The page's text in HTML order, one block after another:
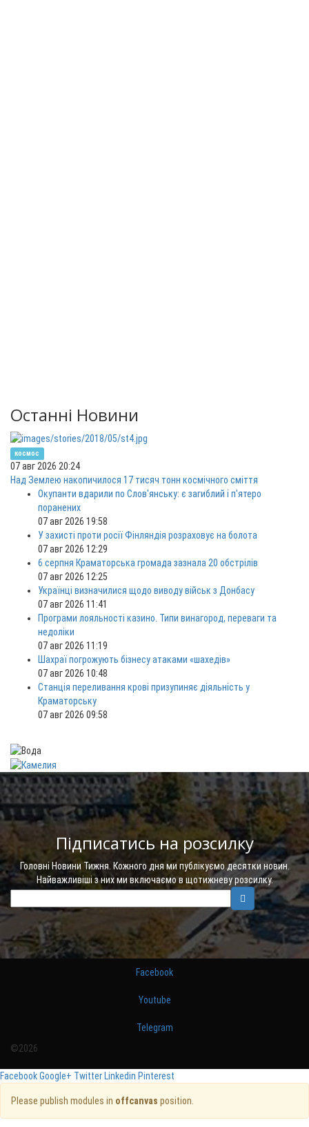
Останні Новини
космос
07 авг 2026 20:24
Над Землею накопичилося 17 тисяч тонн космічного сміття
Окупанти вдарили по Слов'янську: є загиблий і п'ятеро
поранених
07 авг 2026 19:58
У захисті проти росії Фінляндія розраховує на болота
07 авг 2026 12:29
6 серпня Краматорська громада зазнала 20 обстрілів
07 авг 2026 12:25
Українці визначилися щодо виводу військ з Донбасу
07 авг 2026 11:41
Програми лояльності казино. Типи винагород, переваги та
недоліки
07 авг 2026 11:19
Шахраї погрожують бізнесу атаками «шахедів»
07 авг 2026 10:48
Станція переливання крові призупиняє діяльність у
Краматорську
07 авг 2026 09:58
Підписатись на розсилку
Головні Новини Тижня. Кожного дня ми публікуємо десятки новин.
Найважливіші з них ми включаємо в щотижневу розсилку.
Facebook
Youtube
Telegram
©2026
FacebookGoogle+ Twitter Linkedin Pinterest
Please publish modules in offcanvas position.